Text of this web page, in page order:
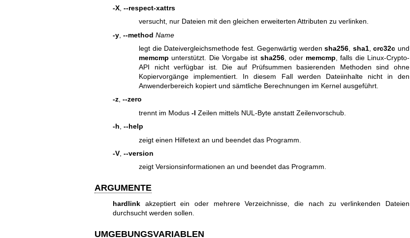
-X, --respect-xattrs
versucht, nur Dateien mit den gleichen erweiterten Attributen zu verlinken.
-y, --method Name
legt die Dateivergleichsmethode fest. Gegenwärtig werdensha256 sha1,crc32c und
memcmp unterstützt. Die Vorgabe ist sha256, oder memcmp , falls die Linux-Crypto-
API nicht verfügbar ist. Die auf Prüfsummen basierenden Methoden sind ohne
Kopiervorgänge implementiert. In diesem Fall werden Dateiinhalte nicht in den
Anwenderbereich kopiert und sämtliche Berechnungen im Kernel ausgeführt.
-z, --zero
trennt im Modus-l Zeilen mittels NUL-Byte anstatt Zeilenvorschub.
-h, --help
zeigt einen Hilfetext an und beendet das Programm.
-V, --version
zeigt Versionsinformationen an und beendet das Programm.
ARGUMENTE
hardlinkakzeptiert ein oder mehrere Verzeichnisse, die nach zu verlinkenden Dateien
durchsucht werden sollen.
UMGEBUNGSVARIABLEN